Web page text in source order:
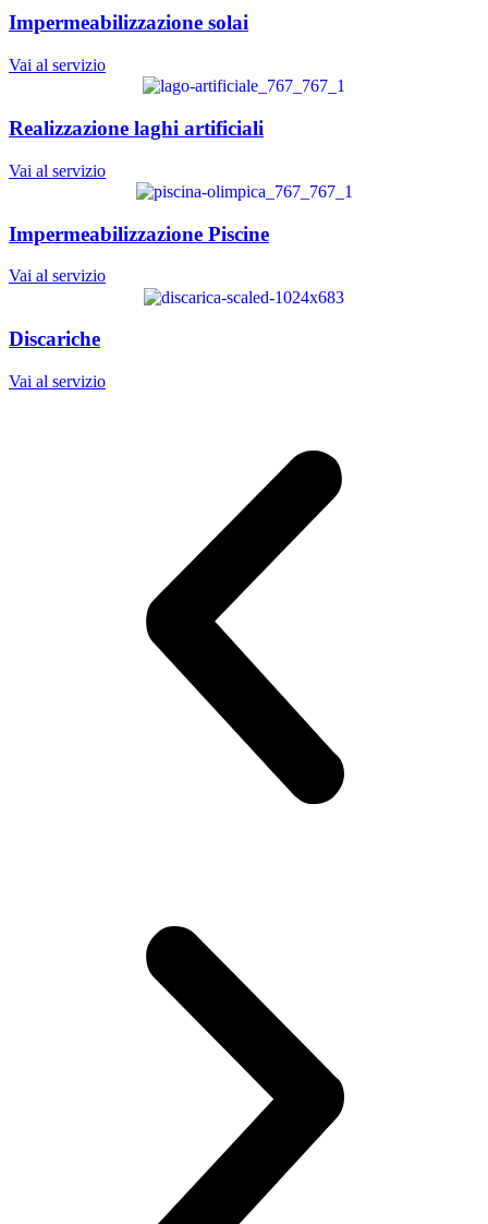
Impermeabilizzazione solai
Vai al servizio
Realizzazione laghi artificiali
Vai al servizio
Impermeabilizzazione Piscine
Vai al servizio
Discariche
Vai al servizio